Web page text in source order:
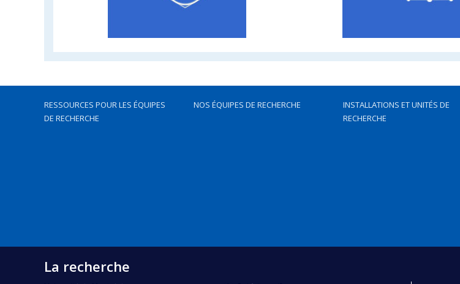
RESSOURCES POUR LES ÉQUIPES
DE RECHERCHE
NOS ÉQUIPES DE RECHERCHE
INSTALLATIONS ET UNITÉS DE
RECHERCHE
La recherche